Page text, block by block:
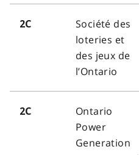
2C
Société des
loteries et
des jeux de
l’Ontario
2C
Ontario
Power
Generation